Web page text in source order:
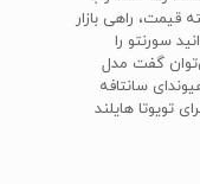
قیمت، راهی بازار
سورنتو را
گفت مدل
سانتافه
تویوتا هایلند